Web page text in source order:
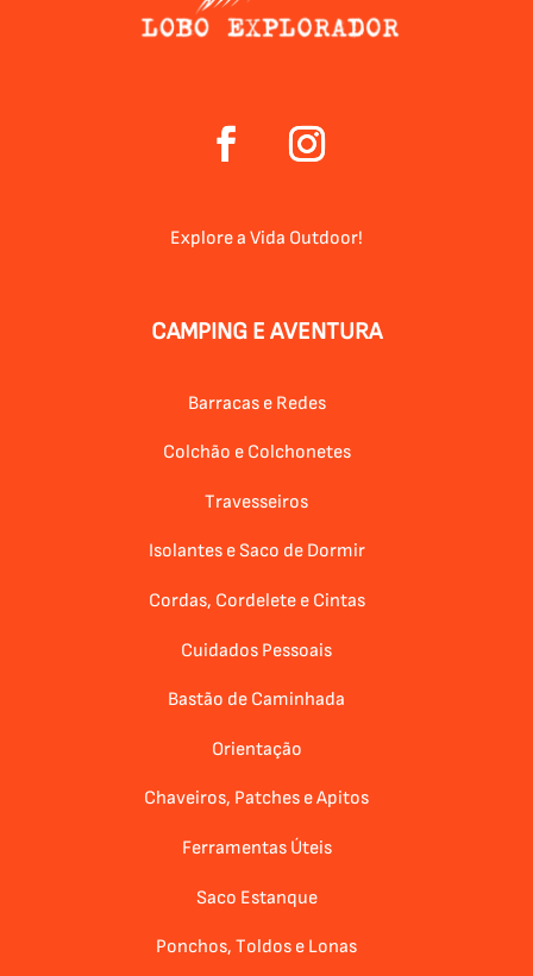
Explore a Vida Outdoor!
CAMPING E AVENTURA
Barracas e Redes
Colchão e Colchonetes
Travesseiros
Isolantes e Saco de Dormir
Cordas, Cordelete e Cintas
Cuidados Pessoais
Bastão de Caminhada
Orientação
Chaveiros, Patches e Apitos
Ferramentas Úteis
Saco Estanque
Ponchos, Toldos e Lonas